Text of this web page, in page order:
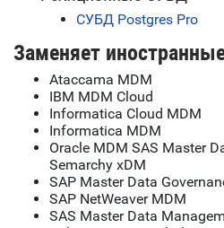
СУБД Postgres Pro
Заменяет
Ataccama MDM
IBM MDM Cloud
Informatica Cloud MDM
Informatica MDM
Oracle MDM SAS Master
Semarchy xDM
SAP Master Data
SAP NetWeaver MDM
SAS Master Data